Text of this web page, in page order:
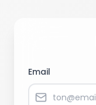
Email